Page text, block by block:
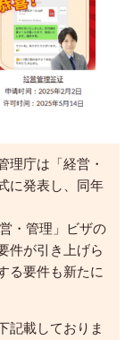
理庁は「経営・
に発表し、同年
・管理」ビザの
件が引き上げら
る要件も新たに
記載しておりま